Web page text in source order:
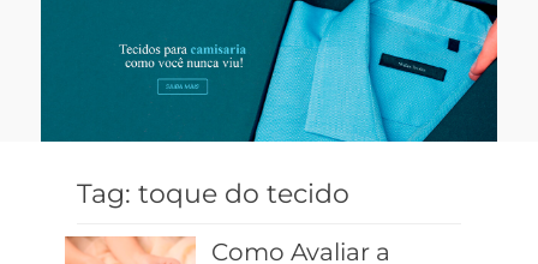
Tag: toque do tecido
Como Avaliar a